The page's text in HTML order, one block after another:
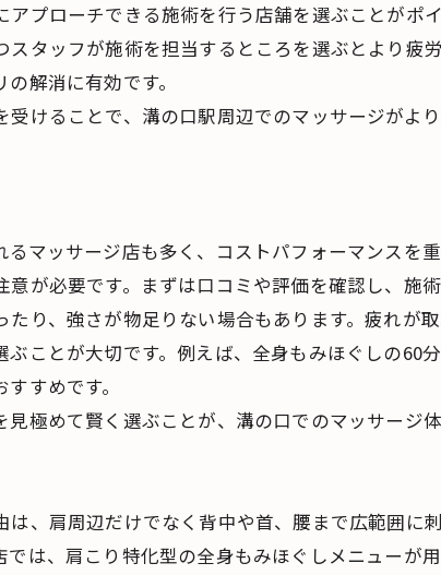
プローチできる施術を行う店舗を選ぶことがポ
タッフが施術を担当するところを選ぶとより疲
解消に有効です。
けることで、溝の口駅周辺でのマッサージがよ
マッサージ店も多く、コストパフォーマンスを
が必要です。まずは口コミや評価を確認し、施
り、強さが物足りない場合もあります。疲れが
ことが大切です。例えば、全身もみほぐしの60
すめです。
極めて賢く選ぶことが、溝の口でのマッサージ
、肩周辺だけでなく背中や首、腰まで広範囲に
は、肩こり特化型の全身もみほぐしメニューが